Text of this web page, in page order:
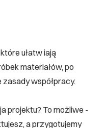
ułatw iają
materiałów, po
współpracy.
projektu? To możliwe -
a przygotujemy